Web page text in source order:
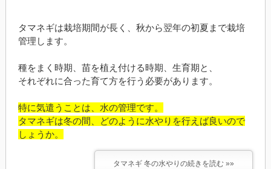
タマネギは栽培期間が長く、秋から翌年の初夏まで栽培
管理します。
種をまく時期、苗を植え付ける時期、生育期と、
それぞれに合った育て方を行う必要があります。
特に気遣うことは、水の管理です。
タマネギは冬の間、どのように水やりを行えば良いので
しょうか。
タマネギ 冬の水やりの続きを読む »»